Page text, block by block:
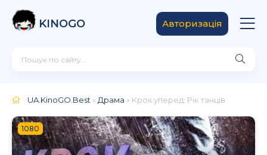
KINOGO Авторизація
UA.KinoGO.Best » Драма » Крок уперед: Рік танців
1080